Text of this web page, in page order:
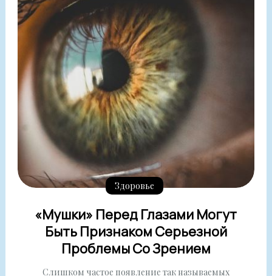
Здоровье
«Мушки» Перед Глазами Могут
Быть Признаком Серьезной
Проблемы Со Зрением
Слишком частое появление так называемых